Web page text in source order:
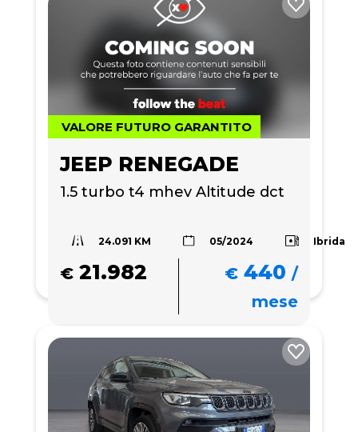
VALORE FUTURO GARANTITO
JEEP RENEGADE
1.5 turbo t4 mhev Altitude dct
24.091 KM 05/2024 Ibrida
€ 21.982 € 440 /
mese